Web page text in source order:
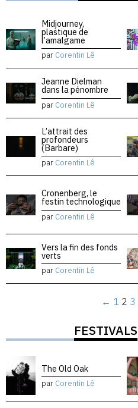
Midjourney,
plastique de
l’amalgame
par Corentin Lê
Jeanne Dielman
dans la pénombre
par Corentin Lê
L’attrait des
profondeurs
(Barbare)
par Corentin Lê
Cronenberg, le
festin technologique
par Corentin Lê
Vers la fin des fonds
verts
par Corentin Lê
← 1 2 3
FESTIVALS
The Old Oak
par Corentin Lê